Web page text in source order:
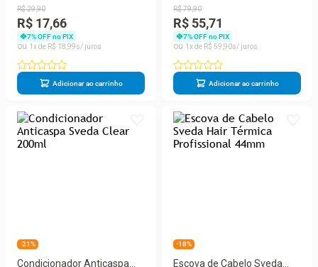
Pós Sol Sveda Solar 125ml
R$29,90
R$ 17,66
7% OFF no PIX
1
R$ 18 99
Adicionar ao carrinho
Facial Sveda FPS60
200ml+60ml
R$79,90
R$ 55,71
7% OFF no PIX
1
R$ 59 90
Adicionar ao carrinho
-21%
Condicionador Anticaspa
-18%
Escova de Cabelo Sveda